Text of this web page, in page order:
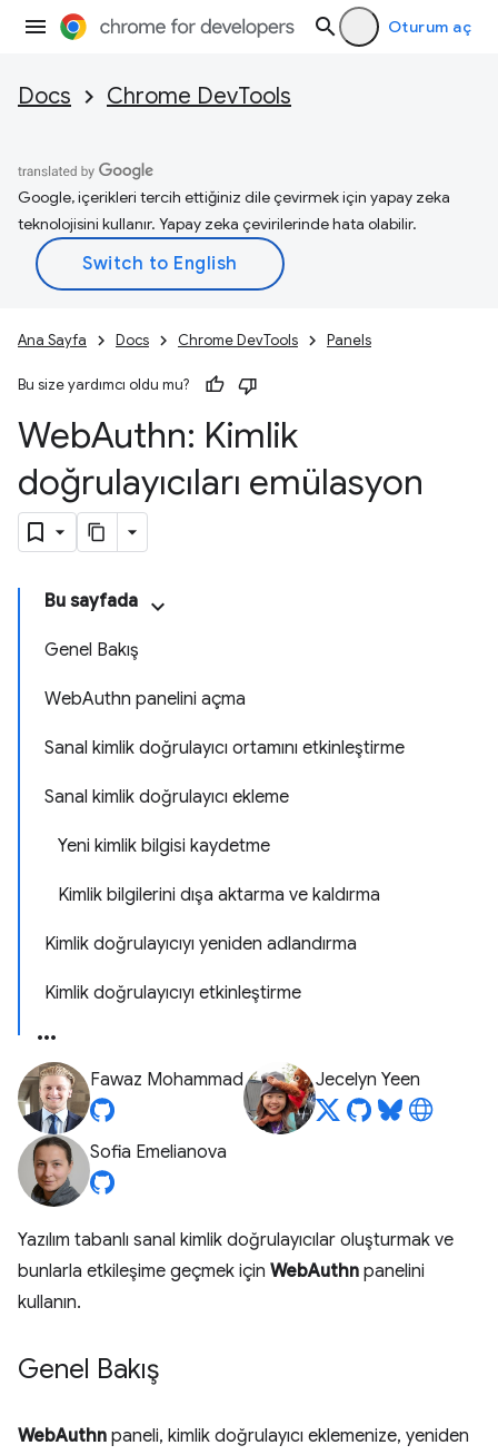
Oturum aç
Docs Chrome DevTools
Google, içerikleri tercih ettiğiniz dile çevirmek için yapay zeka
teknolojisini kullanır. Yapay zeka çevirilerinde hata olabilir.
Ana Sayfa Docs Chrome DevTools Panels
Bu size yardımcı oldu mu?
WebAuthn: Kimlik
doğrulayıcıları emülasyon
Bu sayfada
Genel Bakış
WebAuthn panelini açma
Sanal kimlik doğrulayıcı ortamını etkinleştirme
Sanal kimlik doğrulayıcı ekleme
Yeni kimlik bilgisi kaydetme
Kimlik bilgilerini dışa aktarma ve kaldırma
Kimlik doğrulayıcıyı yeniden adlandırma
Kimlik doğrulayıcıyı etkinleştirme
Fawaz Mohammad Jecelyn Yeen
Sofia Emelianova
Yazılım tabanlı sanal kimlik doğrulayıcılar oluşturmak ve
bunlarla etkileşime geçmek için WebAuthn panelini
kullanın.
Genel Bakış
WebAuthn paneli, kimlik doğrulayıcı eklemenize, yeniden